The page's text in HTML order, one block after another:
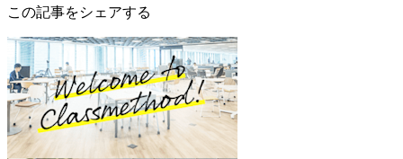
この記事をシェアする